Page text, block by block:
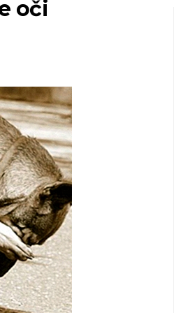
oči
A AKVÁRIA
nastaviť Nano-
Tank